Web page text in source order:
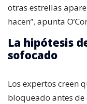
otras estrellas
hacen”, apunta
La hipótesis
sofocado
Los expertos creen
bloqueado antes